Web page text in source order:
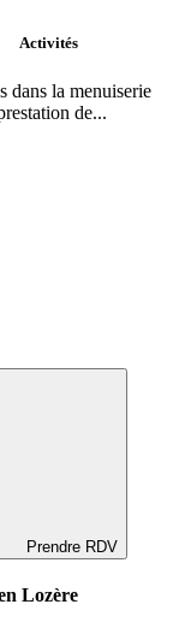
Activités
dans la menuiserie
de...
Prendre RDV
Lozère